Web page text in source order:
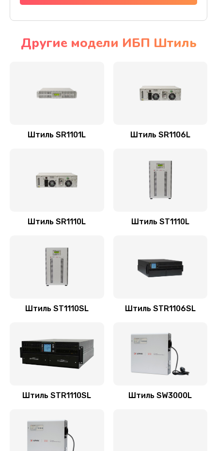
Другие модели ИБП Штиль
Штиль SR1101L Штиль SR1106L
Штиль SR1110L Штиль ST1110L
Штиль ST1110SL Штиль STR1106SL
Штиль STR1110SL Штиль SW3000L